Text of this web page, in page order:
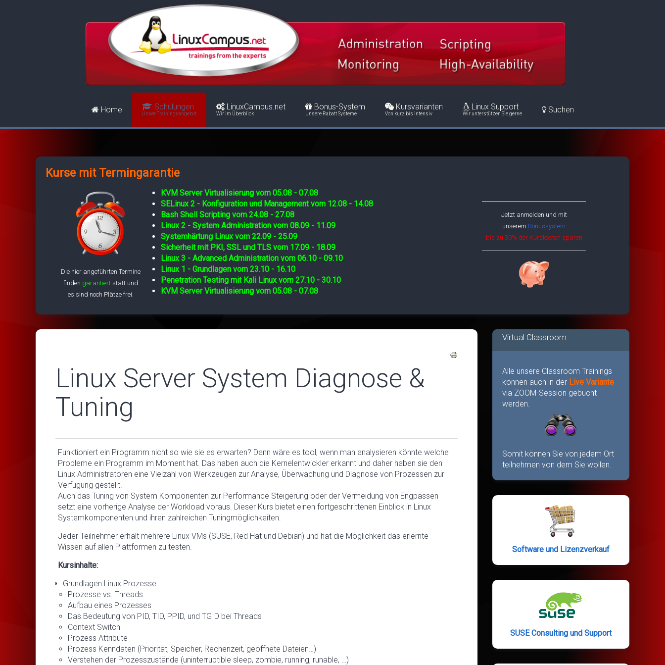
Home Schulungen
Unser Trainingsangebot
LinuxCampus.net
Wir im Überblick
Bonus-System
Unsere Rabatt Systeme
Kursvarianten
Von kurz bis intensiv
Linux Support
Wir unterstützen Sie gerne Suchen
Kurse mit Termingarantie
Die hier angeführten Termine
finden garantiert statt und
es sind noch Plätze frei.
KVM Server Virtualisierung vom 05.08 - 07.08
SELinux 2 - Konfiguration und Management vom 12.08 - 14.08
Bash Shell Scripting vom 24.08 - 27.08
Linux 2 - System Administration vom 08.09 - 11.09
Systemhärtung Linux vom 22.09 - 25.09
Sicherheit mit PKI, SSL und TLS vom 17.09 - 18.09
Linux 3 - Advanced Administration vom 06.10 - 09.10
Linux 1 - Grundlagen vom 23.10 - 16.10
Penetration Testing mit Kali Linux vom 27.10 - 30.10
KVM Server Virtualisierung vom 05.08 - 07.08
Jetzt anmelden und mit
unserem Bonussystem
bis zu 30% der Kurskosten sparen
Linux Server System Diagnose &
Tuning
Funktioniert ein Programm nicht so wie sie es erwarten? Dann wäre es tool, wenn man analysieren könnte welche
Probleme ein Programm im Moment hat. Das haben auch die Kernelentwickler erkannt und daher haben sie den
Linux Administratoren eine Vielzahl von Werkzeugen zur Analyse, Überwachung und Diagnose von Prozessen zur
Verfügung gestellt.
Auch das Tuning von System Komponenten zur Performance Steigerung oder der Vermeidung von Engpässen
setzt eine vorherige Analyse der Workload voraus. Dieser Kurs bietet einen fortgeschrittenen Einblick in Linux
Systemkomponenten und ihren zahlreichen Tuningmöglichkeiten.
Jeder Teilnehmer erhält mehrere Linux VMs (SUSE, Red Hat und Debian) und hat die Möglichkeit das erlernte
Wissen auf allen Plattformen zu testen.
Kursinhalte:
Grundlagen Linux Prozesse
Prozesse vs. Threads
Aufbau eines Prozesses
Das Bedeutung von PID, TID, PPID, und TGID bei Threads
Context Switch
Prozess Attribute
Prozess Kenndaten (Priorität, Speicher, Rechenzeit, geöffnete Dateien…)
Verstehen der Prozesszustände (uninterruptible sleep, zombie, running, runable, …)
Virtual Classroom
Alle unsere Classroom Trainings
können auch in der Live Variante
via ZOOM-Session gebucht
werden.
Somit können Sie von jedem Ort
teilnehmen von dem Sie wollen.
Software und Lizenzverkauf
SUSE Consulting und Support